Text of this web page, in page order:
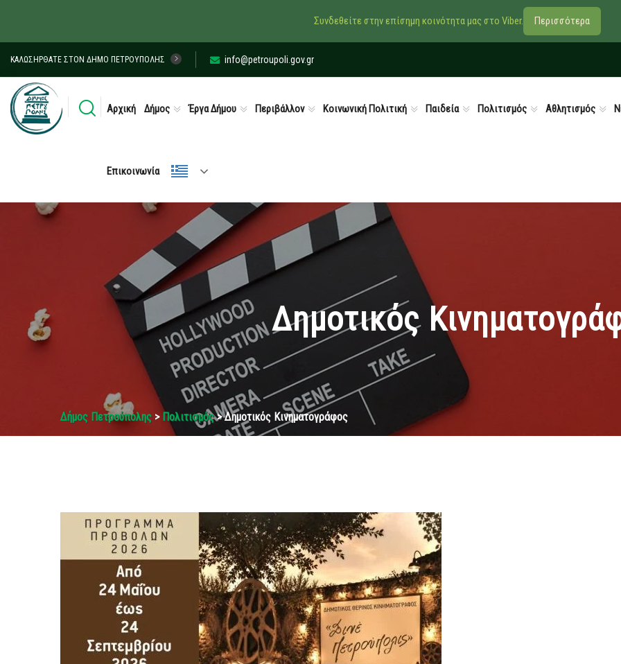
ΚΑΛΩΣΉΡΘΑΤΕ ΣΤΟΝ ΔΉΜΟ ΠΕΤΡΟΎΠΟΛΗΣ info@petroupoli.gov.gr
Αρχική Δήμος Έργα Δήμου Περιβάλλον Κοινωνική Πολιτική Παιδεία Πολιτισμός Αθλητισμός
Επικοινωνία
Δημοτικός
Δήμος Πετρούπολης> Πολιτισμός> Δημοτικός Κινηματογράφος
Συνδεθείτε στην επίσημη κοινότητα μας στο Viber. Περισσότερα